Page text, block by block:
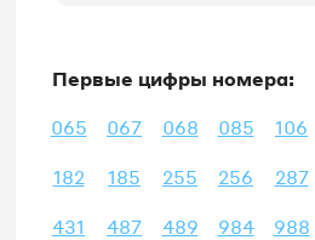
Первые цифры номера:
065
067 068 085 106
182 185 255 256 287
431 487 489 984 988